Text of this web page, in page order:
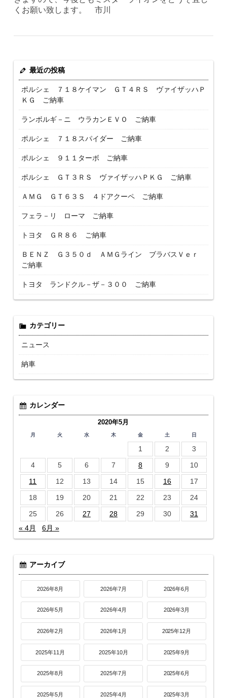
くお願い致します。 市川
最近の投稿
ポルシェ ７１８ケイマン ＧＴ４ＲＳ ヴァイザッハＰ
ＫＧ ご納車
ランボルギ－ニ ウラカンＥＶＯ ご納車
ポルシェ ７１８スパイダー ご納車
ポルシェ ９１１ターボ ご納車
ポルシェ ＧＴ３ＲＳ ヴァイザッハＰＫＧ ご納車
ＡＭＧ ＧＴ６３Ｓ ４ドアクーペ ご納車
フェラ－リ ローマ ご納車
トヨタ ＧＲ８６ ご納車
ＢＥＮＺ Ｇ３５０ｄ ＡＭＧライン ブラバスＶｅｒ
ご納車
トヨタ ランドクル－ザ－３００ ご納車
カテゴリー
ニュース
納車
カレンダー
2020年5月
月 火 水 木 金 土 日
1 2
3
4
5 6 7 8 9
10
11
12 13 14 15 16
17
18
19 20 21 22 23
24
25
26 27 28 29 30
31
« 4月
6月 »
アーカイブ
2026年8月 2026年7月 2026年6月
2026年5月 2026年4月 2026年3月
2026年2月 2026年1月 2025年12月
2025年11月 2025年10月 2025年9月
2025年8月 2025年7月 2025年6月
2025年5月 2025年4月 2025年3月